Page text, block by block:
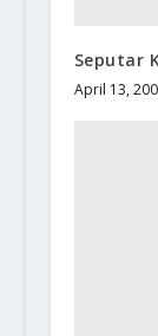
Seputar
April 13,